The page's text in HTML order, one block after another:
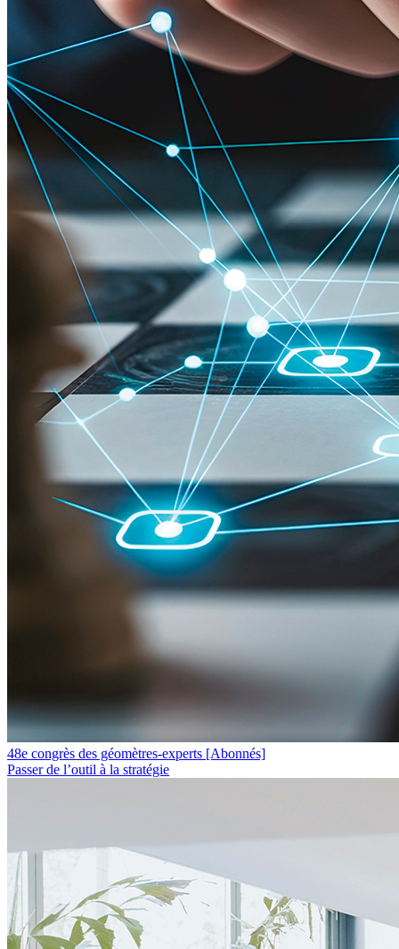
48e congrès des géomètres-experts [Abonnés]
Passer de l’outil à la stratégie